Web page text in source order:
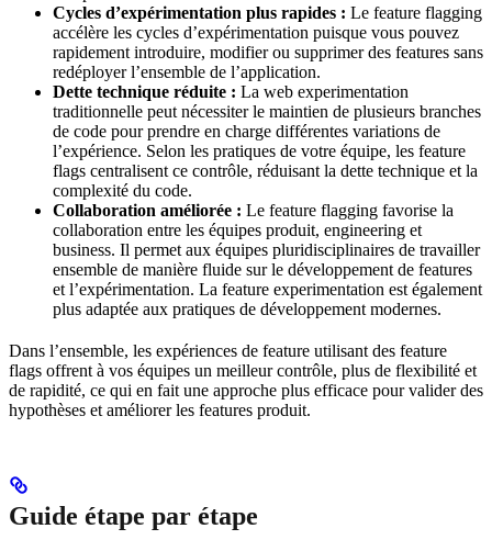
Cycles d’expérimentation plus rapides : Le feature flagging
accélère les cycles d’expérimentation puisque vous pouvez
rapidement introduire, modifier ou supprimer des features sans
redéployer l’ensemble de l’application.
Dette technique réduite : La web experimentation
traditionnelle peut nécessiter le maintien de plusieurs branches
de code pour prendre en charge différentes variations de
l’expérience. Selon les pratiques de votre équipe, les feature
flags centralisent ce contrôle, réduisant la dette technique et la
complexité du code.
Collaboration améliorée : Le feature flagging favorise la
collaboration entre les équipes produit, engineering et
business. Il permet aux équipes pluridisciplinaires de travailler
ensemble de manière fluide sur le développement de features
et l’expérimentation. La feature experimentation est également
plus adaptée aux pratiques de développement modernes.
Dans l’ensemble, les expériences de feature utilisant des feature
flags offrent à vos équipes un meilleur contrôle, plus de flexibilité et
de rapidité, ce qui en fait une approche plus efficace pour valider des
hypothèses et améliorer les features produit.
Guide étape par étape